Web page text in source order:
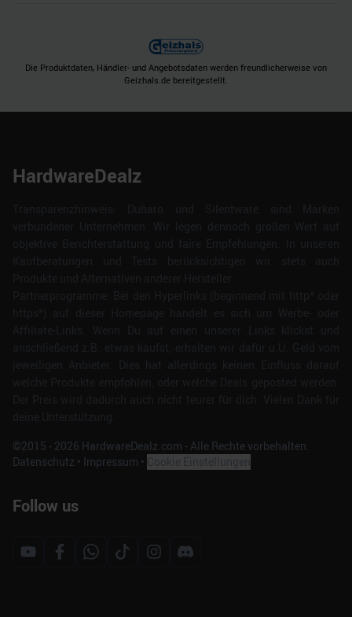
Die Produktdaten, Händler- und Angebotsdaten werden freundlicherweise von
Geizhals.de bereitgestellt.
HardwareDealz
©2015 - 2026 HardwareDealz.com - Alle Rechte vorbehalten.
Datenschutz • Impressum •
Follow us